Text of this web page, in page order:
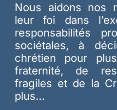
Nous aidons nos
leur foi dans
responsabilités
sociétales, à
chrétien pour
fraternité, de
fragiles et de la
plus…